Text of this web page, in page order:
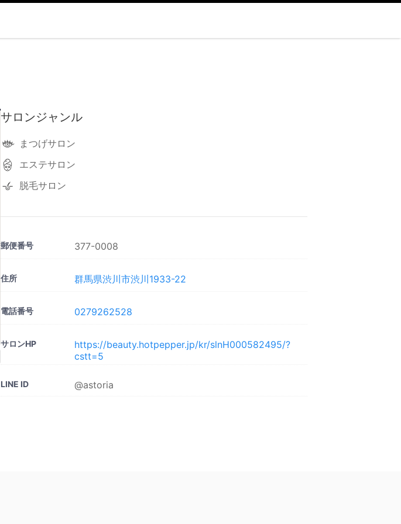
サロンジャンル
まつげサロン
エステサロン
脱毛サロン
郵便番号 377-0008
住所 群馬県渋川市渋川1933-22
電話番号 0279262528
サロンHP
https://beauty.hotpepper.jp/kr/slnH000582495/?
cstt=5
LINE ID @astoria